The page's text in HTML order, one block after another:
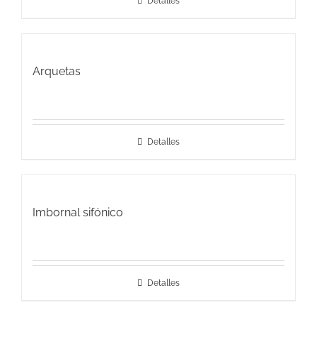
Arquetas
Detalles
Imbornal sifónico
Detalles